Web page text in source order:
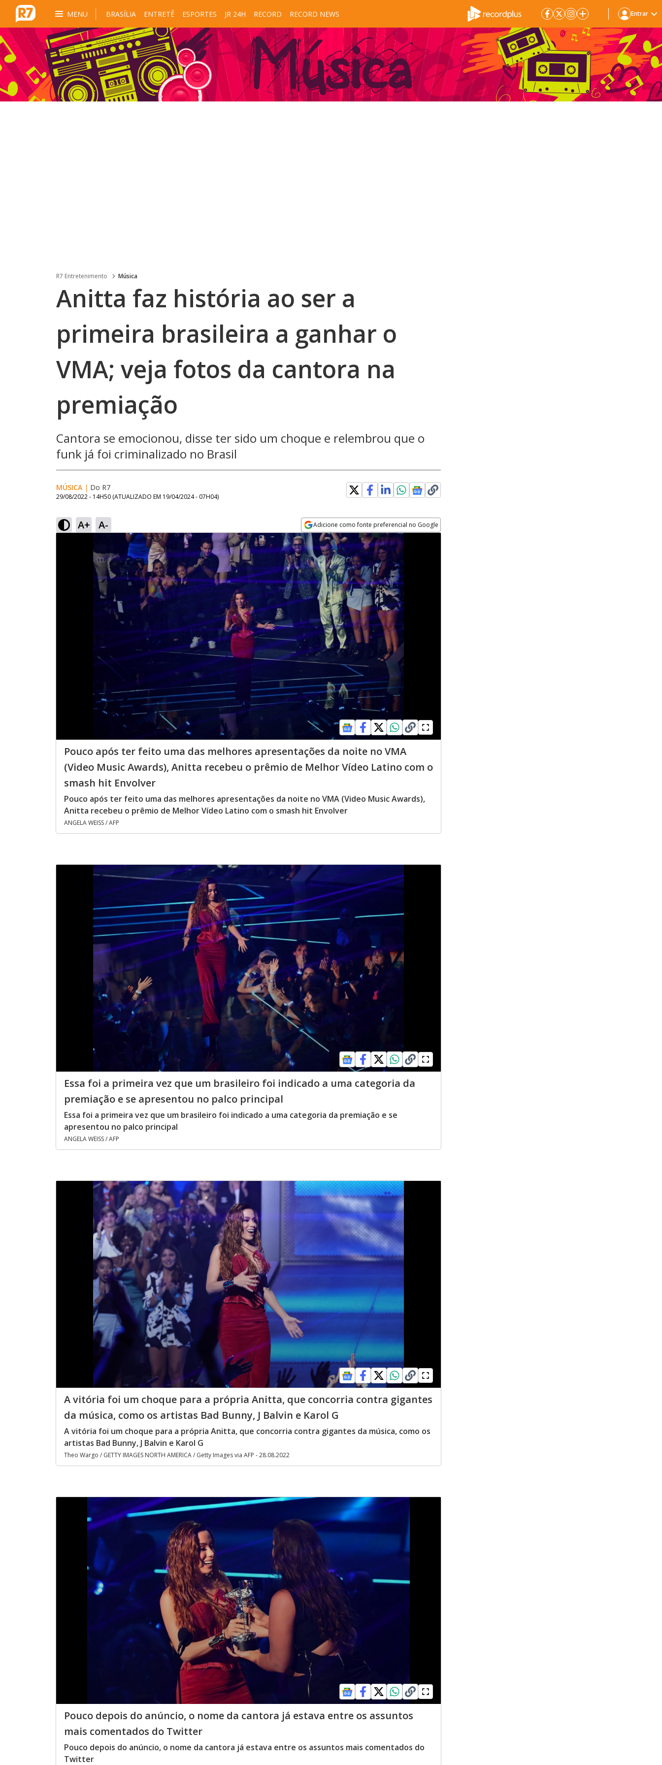
MENU BRASÍLIA ENTRETÊ ESPORTES JR 24H RECORD RECORD NEWS Entrar
R7 Entretenimento Música
Anitta faz história ao ser a
primeira brasileira a ganhar o
VMA; veja fotos da cantora na
premiação
Cantora se emocionou, disse ter sido um choque e relembrou que o
funk já foi criminalizado no Brasil
MÚSICA | Do R7
29/08/2022 - 14H50 (ATUALIZADO EM 19/04/2024 - 07H04)
A+ A- Adicione como fonte preferencial no Google
Opens in new window
Pouco após ter feito uma das melhores apresentações da noite no VMA
(Video Music Awards), Anitta recebeu o prêmio de Melhor Vídeo Latino com o
smash hit Envolver
Pouco após ter feito uma das melhores apresentações da noite no VMA (Video Music Awards),
Anitta recebeu o prêmio de Melhor Vídeo Latino com o smash hit Envolver
ANGELA WEISS / AFP
Essa foi a primeira vez que um brasileiro foi indicado a uma categoria da
premiação e se apresentou no palco principal
Essa foi a primeira vez que um brasileiro foi indicado a uma categoria da premiação e se
apresentou no palco principal
ANGELA WEISS / AFP
A vitória foi um choque para a própria Anitta, que concorria contra gigantes
da música, como os artistas Bad Bunny, J Balvin e Karol G
A vitória foi um choque para a própria Anitta, que concorria contra gigantes da música, como os
artistas Bad Bunny, J Balvin e Karol G
Theo Wargo / GETTY IMAGES NORTH AMERICA / Getty Images via AFP - 28.08.2022
Pouco depois do anúncio, o nome da cantora já estava entre os assuntos
mais comentados do Twitter
Pouco depois do anúncio, o nome da cantora já estava entre os assuntos mais comentados do
Twitter